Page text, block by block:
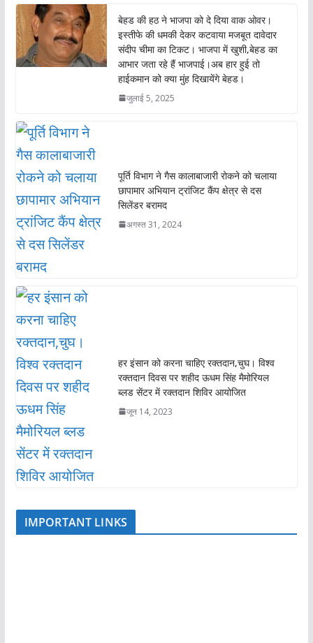
o
o
k
A
p
p
बेहड की हठ ने भाजपा को दे दिया वाक ओवर।
इस्तीफे की धमकी देकर कटवाया मजबूत दावेदार
संदीप चीमा का टिकट। भाजपा में खुशी,बेहड का
आभार जता रहे हैं भाजपाई।अब हार हुई तो
हाईकमान को क्या मुंह दिखायेंगे बेहड।
जुलाई 5, 2025
पूर्ति विभाग ने गैस कालाबाजारी रोकने को चलाया
छापामार अभियान ट्रांजिट कैंप क्षेत्र से दस
सिलेंडर बरामद
अगस्त 31, 2024
हर इंसान को करना चाहिए रक्तदान,चुघ। विश्व
रक्तदान दिवस पर शहीद ऊधम सिंह मैमोरियल
ब्लड सेंटर में रक्तदान शिविर आयोजित
जून 14, 2023
IMPORTANT LINKS